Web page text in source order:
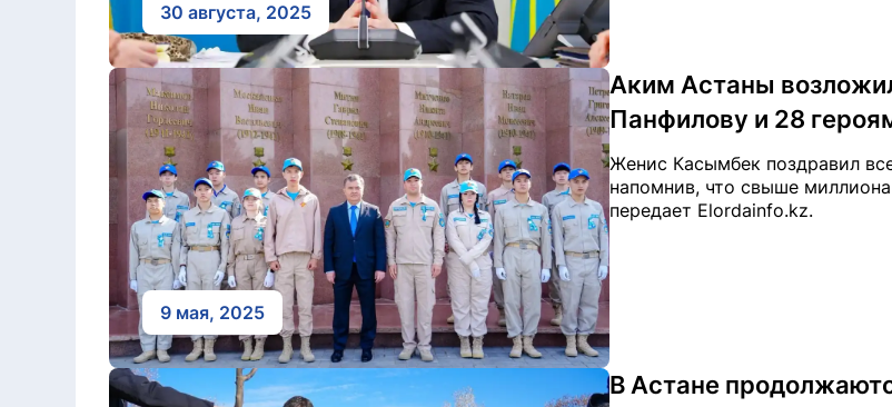
30 августа, 2025
9 мая, 2025
Аким Астаны
Панфилову и 28
Женис Касымбек поздравил
напомнив, что свыше
передает Elordainfo.kz.
В Астане